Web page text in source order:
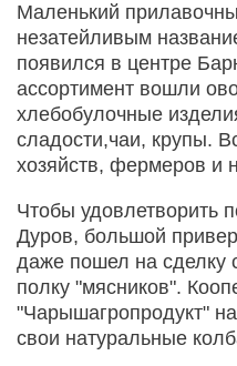
Маленький
незатейливым
появился в центре
ассортимент вошли
хлебобулочные
сладости,чаи, крупы.
хозяйств, фермеров и
Чтобы удовлетворить
Дуров, большой
даже пошел на сделку
полку "мясников".
"Чарышагропродукт"
свои натуральные